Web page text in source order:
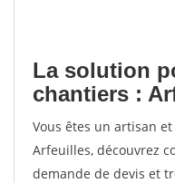
La solution
chantiers :
Vous êtes un artisan
Arfeuilles, découvrez
demande de devis et